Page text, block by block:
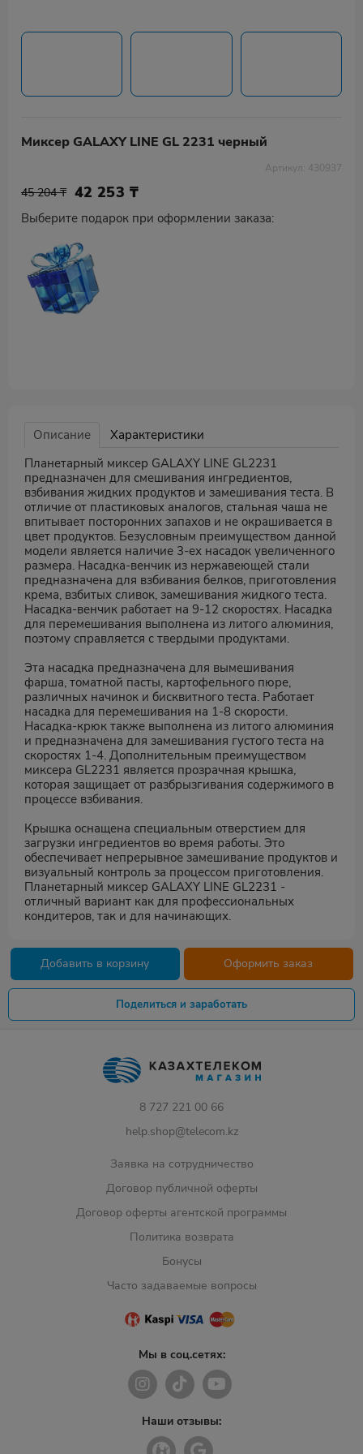
Миксер GALAXY LINE GL 2231 черный
Артикул: 430937
45 204 ₸ 42 253 ₸
Выберите подарок при оформлении заказа:
Описание
Характеристики
Планетарный миксер GALAXY LINE GL2231
предназначен для смешивания ингредиентов,
взбивания жидких продуктов и замешивания теста. В
отличие от пластиковых аналогов, стальная чаша не
впитывает посторонних запахов и не окрашивается в
цвет продуктов. Безусловным преимуществом данной
модели является наличие 3-ех насадок увеличенного
размера. Насадка-венчик из нержавеющей стали
предназначена для взбивания белков, приготовления
крема, взбитых сливок, замешивания жидкого теста.
Насадка-венчик работает на 9-12 скоростях. Насадка
для перемешивания выполнена из литого алюминия,
поэтому справляется с твердыми продуктами.
Эта насадка предназначена для вымешивания
фарша, томатной пасты, картофельного пюре,
различных начинок и бисквитного теста. Работает
насадка для перемешивания на 1-8 скорости.
Насадка-крюк также выполнена из литого алюминия
и предназначена для замешивания густого теста на
скоростях 1-4. Дополнительным преимуществом
миксера GL2231 является прозрачная крышка,
которая защищает от разбрызгивания содержимого в
процессе взбивания.
Крышка оснащена специальным отверстием для
загрузки ингредиентов во время работы. Это
обеспечивает непрерывное замешивание продуктов и
визуальный контроль за процессом приготовления.
Планетарный миксер GALAXY LINE GL2231 -
отличный вариант как для профессиональных
кондитеров, так и для начинающих.
Добавить в корзину Оформить заказ
Поделиться и заработать
8 727 221 00 66
help.shop@telecom.kz
Заявка на сотрудничество
Договор публичной оферты
Договор оферты агентской программы
Политика возврата
Бонусы
Часто задаваемые вопросы
Мы в соц.сетях:
Наши отзывы: